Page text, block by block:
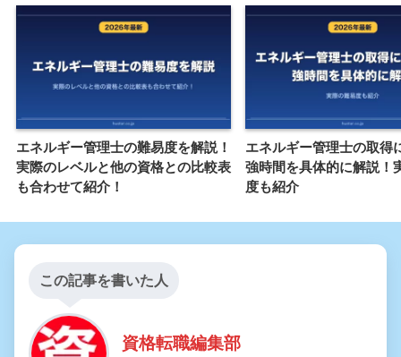
エネルギー管理士の難易度を解説！
実際のレベルと他の資格との比較表
も合わせて紹介！
エネルギー管理士の取得
強時間を具体的に解説！
度も紹介
この記事を書いた人
資格転職編集部